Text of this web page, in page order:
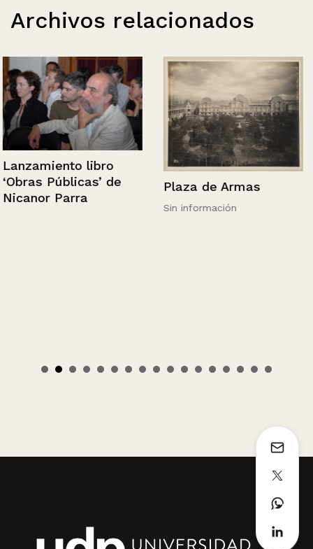
Archivos relacionados
Lanzamiento libro
‘Obras Públicas’ de
Nicanor Parra
Plaza de Armas
Sin información